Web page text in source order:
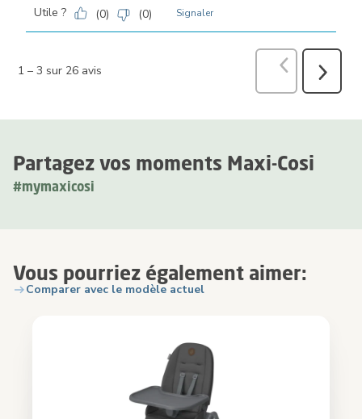
Partagez vos moments Maxi-Cosi
#mymaxicosi
Vous pourriez également aimer:
Comparer avec le modèle actuel
Utile ? (0) (0) Signaler
1 – 3 sur 26 avis PrécédentSuivant
avis